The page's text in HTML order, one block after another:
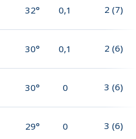
32° 0,1 2 (7)
30° 0,1 2 (6)
30° 0 3 (6)
29° 0 3 (6)